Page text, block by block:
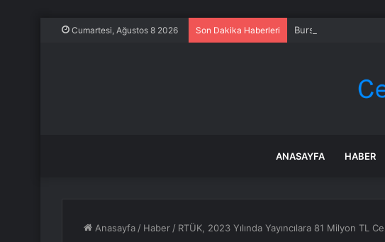
Cumartesi, Ağustos 8 2026 Son Dakika Haberleri Bursa Nilüfer’e 7
ANASAYFA HABER
Anasayfa / Haber / RTÜK, 2023 Yılında Yayıncılara 81 Milyon TL